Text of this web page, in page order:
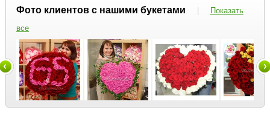
Фото клиентов с нашими букетами |
Показать
все